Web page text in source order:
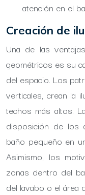
atención en el
Creación de
Una de las
geométricos es su
del espacio. Los
verticales, crean la
techos más altos.
disposición de los
baño pequeño en
Asimismo, los
zonas dentro del
del lavabo o el área